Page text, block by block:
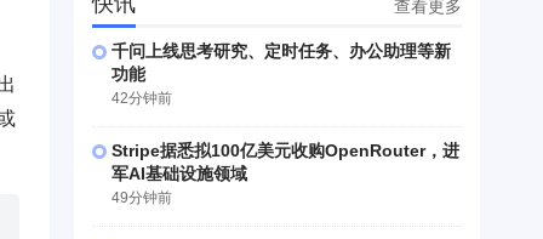
查看更多
千问上线思考研究、定时任务、办公助理等新
功能
42分钟前
Stripe据悉拟100亿美元收购OpenRouter，进
军AI基础设施领域
49分钟前